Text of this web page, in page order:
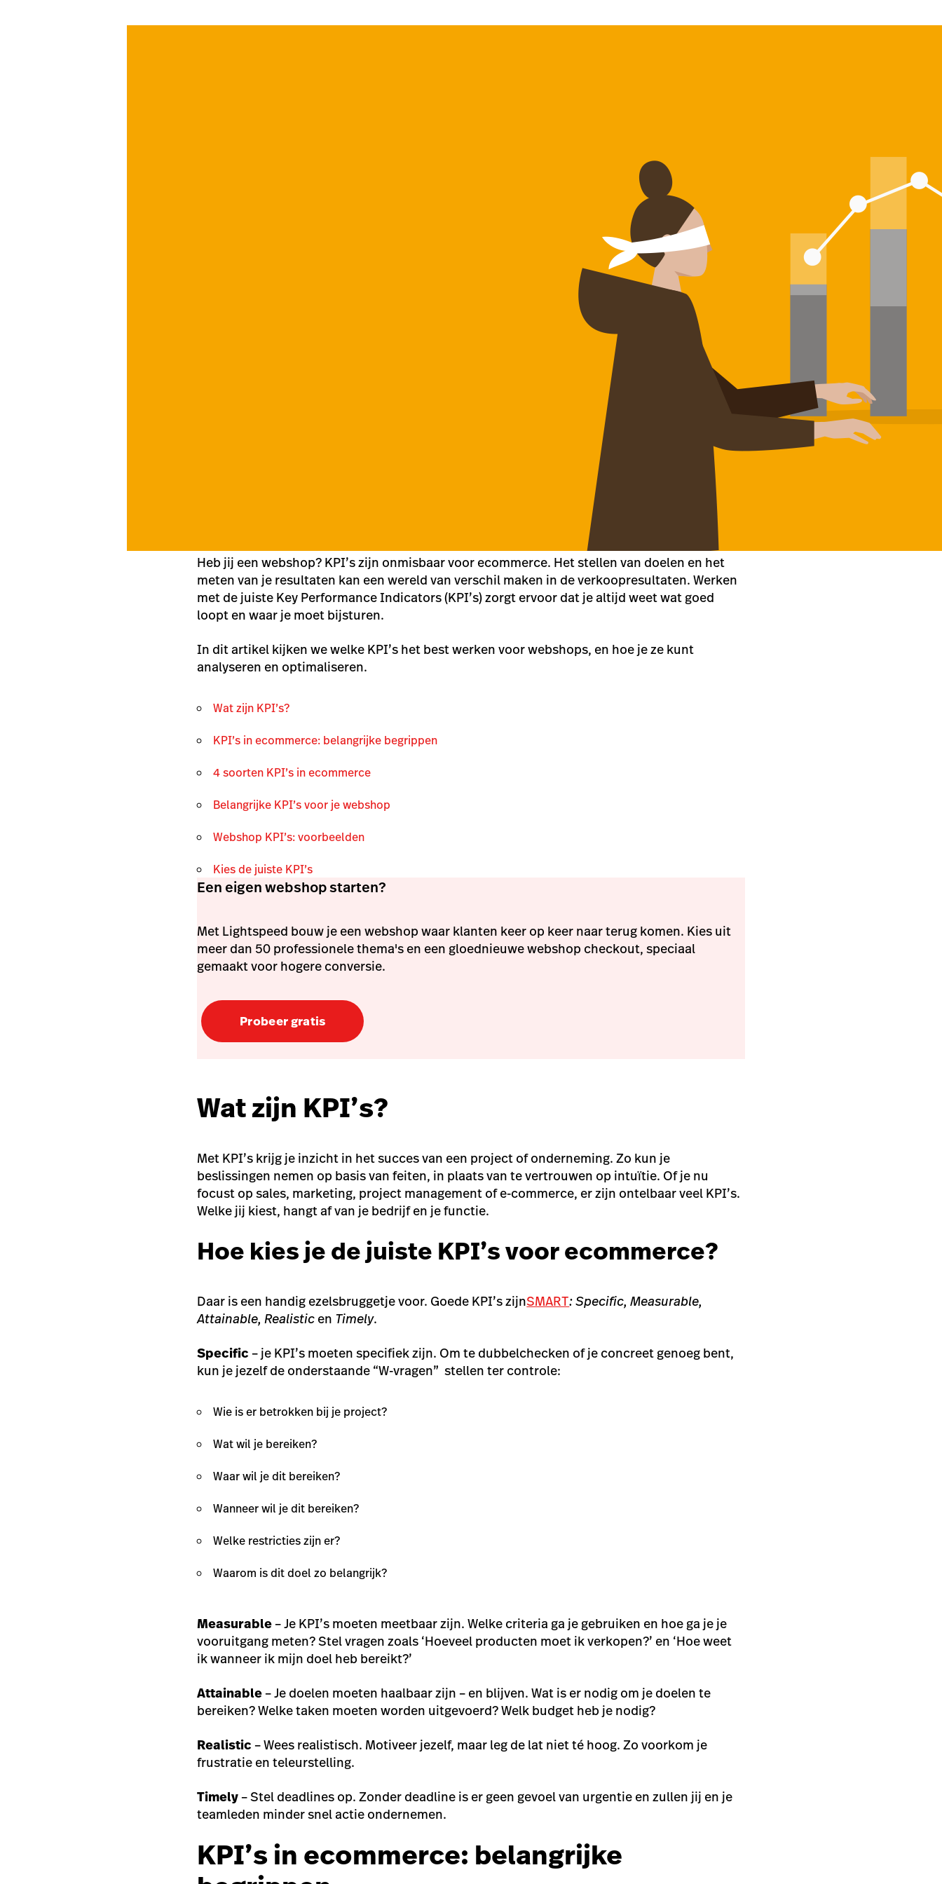
Heb jij een webshop? KPI’s zijn onmisbaar voor ecommerce. Het stellen van doelen en het
meten van je resultaten kan een wereld van verschil maken in de verkoopresultaten. Werken
met de juiste Key Performance Indicators (KPI’s) zorgt ervoor dat je altijd weet wat goed
loopt en waar je moet bijsturen.
In dit artikel kijken we welke KPI’s het best werken voor webshops, en hoe je ze kunt
analyseren en optimaliseren.
Wat zijn KPI’s?
KPI’s in ecommerce: belangrijke begrippen
4 soorten KPI’s in ecommerce
Belangrijke KPI’s voor je webshop
Webshop KPI’s: voorbeelden
Kies de juiste KPI’s
Een eigen webshop starten?
Met Lightspeed bouw je een webshop waar klanten keer op keer naar terug komen. Kies uit
meer dan 50 professionele thema's en een gloednieuwe webshop checkout, speciaal
gemaakt voor hogere conversie.
Probeer gratis
Wat zijn KPI’s?
Met KPI’s krijg je inzicht in het succes van een project of onderneming. Zo kun je
beslissingen nemen op basis van feiten, in plaats van te vertrouwen op intuïtie. Of je nu
focust op sales, marketing, project management of e-commerce, er zijn ontelbaar veel KPI’s.
Welke jij kiest, hangt af van je bedrijf en je functie.
Hoe kies je de juiste KPI’s voor ecommerce?
Daar is een handig ezelsbruggetje voor. Goede KPI’s zijnSMART: Specific, Measurable,
Attainable, Realistic en Timely.
Specific – je KPI’s moeten specifiek zijn. Om te dubbelchecken of je concreet genoeg bent,
kun je jezelf de onderstaande “W-vragen” stellen ter controle:
Wie is er betrokken bij je project?
Wat wil je bereiken?
Waar wil je dit bereiken?
Wanneer wil je dit bereiken?
Welke restricties zijn er?
Waarom is dit doel zo belangrijk?
Measurable– Je KPI’s moeten meetbaar zijn. Welke criteria ga je gebruiken en hoe ga je je
vooruitgang meten? Stel vragen zoals ‘Hoeveel producten moet ik verkopen?’ en ‘Hoe weet
ik wanneer ik mijn doel heb bereikt?’
Attainable– Je doelen moeten haalbaar zijn – en blijven. Wat is er nodig om je doelen te
bereiken? Welke taken moeten worden uitgevoerd? Welk budget heb je nodig?
Realistic – Wees realistisch. Motiveer jezelf, maar leg de lat niet té hoog. Zo voorkom je
frustratie en teleurstelling.
Timely– Stel deadlines op. Zonder deadline is er geen gevoel van urgentie en zullen jij en je
teamleden minder snel actie ondernemen.
KPI’s in ecommerce: belangrijke